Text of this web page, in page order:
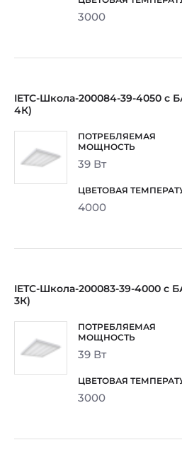
3000
IETC-Школа-200084-39-4050 с
4К)
39 Вт
4000
IETC-Школа-200083-39-4000 с
3К)
39 Вт
3000